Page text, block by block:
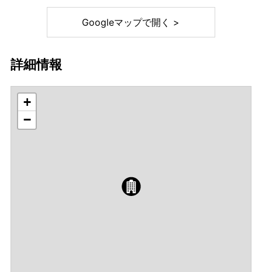
Googleマップで開く >
詳細情報
+
−